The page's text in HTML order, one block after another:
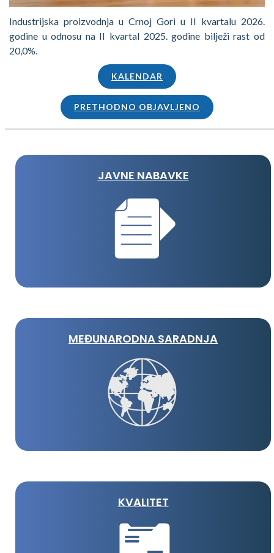
Industrijska proizvodnja u Crnoj Gori u II kvartalu 2026.
godine u odnosu na II kvartal 2025. godine bilježi rast od
20,0%.
KALENDAR
PRETHODNO OBJAVLJENO
JAVNE NABAVKE
MEĐUNARODNA SARADNJA
KVALITET